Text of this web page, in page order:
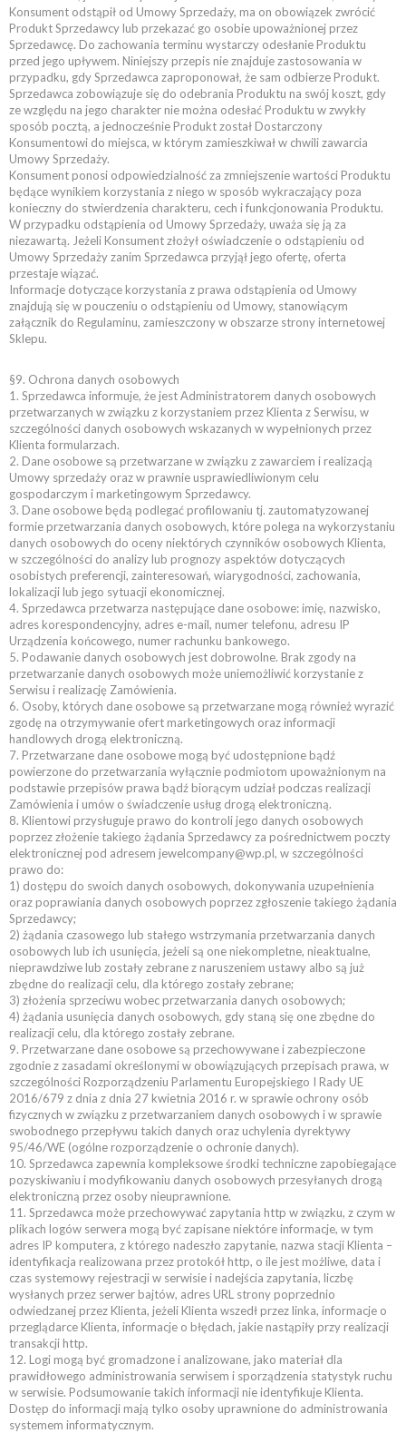
Konsument odstąpił od Umowy Sprzedaży, ma on obowiązek zwrócić
Produkt Sprzedawcy lub przekazać go osobie upoważnionej przez
Sprzedawcę. Do zachowania terminu wystarczy odesłanie Produktu
przed jego upływem. Niniejszy przepis nie znajduje zastosowania w
przypadku, gdy Sprzedawca zaproponował, że sam odbierze Produkt.
Sprzedawca zobowiązuje się do odebrania Produktu na swój koszt, gdy
ze względu na jego charakter nie można odesłać Produktu w zwykły
sposób pocztą, a jednocześnie Produkt został Dostarczony
Konsumentowi do miejsca, w którym zamieszkiwał w chwili zawarcia
Umowy Sprzedaży.
Konsument ponosi odpowiedzialność za zmniejszenie wartości Produktu
będące wynikiem korzystania z niego w sposób wykraczający poza
konieczny do stwierdzenia charakteru, cech i funkcjonowania Produktu.
W przypadku odstąpienia od Umowy Sprzedaży, uważa się ją za
niezawartą. Jeżeli Konsument złożył oświadczenie o odstąpieniu od
Umowy Sprzedaży zanim Sprzedawca przyjął jego ofertę, oferta
przestaje wiązać.
Informacje dotyczące korzystania z prawa odstąpienia od Umowy
znajdują się w pouczeniu o odstąpieniu od Umowy, stanowiącym
załącznik do Regulaminu, zamieszczony w obszarze strony internetowej
Sklepu.
§9. Ochrona danych osobowych
1. Sprzedawca informuje, że jest Administratorem danych osobowych
przetwarzanych w związku z korzystaniem przez Klienta z Serwisu, w
szczególności danych osobowych wskazanych w wypełnionych przez
Klienta formularzach.
2. Dane osobowe są przetwarzane w związku z zawarciem i realizacją
Umowy sprzedaży oraz w prawnie usprawiedliwionym celu
gospodarczym i marketingowym Sprzedawcy.
3. Dane osobowe będą podlegać profilowaniu tj. zautomatyzowanej
formie przetwarzania danych osobowych, które polega na wykorzystaniu
danych osobowych do oceny niektórych czynników osobowych Klienta,
w szczególności do analizy lub prognozy aspektów dotyczących
osobistych preferencji, zainteresowań, wiarygodności, zachowania,
lokalizacji lub jego sytuacji ekonomicznej.
4. Sprzedawca przetwarza następujące dane osobowe: imię, nazwisko,
adres korespondencyjny, adres e-mail, numer telefonu, adresu IP
Urządzenia końcowego, numer rachunku bankowego.
5. Podawanie danych osobowych jest dobrowolne. Brak zgody na
przetwarzanie danych osobowych może uniemożliwić korzystanie z
Serwisu i realizację Zamówienia.
6. Osoby, których dane osobowe są przetwarzane mogą również wyrazić
zgodę na otrzymywanie ofert marketingowych oraz informacji
handlowych drogą elektroniczną.
7. Przetwarzane dane osobowe mogą być udostępnione bądź
powierzone do przetwarzania wyłącznie podmiotom upoważnionym na
podstawie przepisów prawa bądź biorącym udział podczas realizacji
Zamówienia i umów o świadczenie usług drogą elektroniczną.
8. Klientowi przysługuje prawo do kontroli jego danych osobowych
poprzez złożenie takiego żądania Sprzedawcy za pośrednictwem poczty
elektronicznej pod adresem jewelcompany@wp.pl, w szczególności
prawo do:
1) dostępu do swoich danych osobowych, dokonywania uzupełnienia
oraz poprawiania danych osobowych poprzez zgłoszenie takiego żądania
Sprzedawcy;
2) żądania czasowego lub stałego wstrzymania przetwarzania danych
osobowych lub ich usunięcia, jeżeli są one niekompletne, nieaktualne,
nieprawdziwe lub zostały zebrane z naruszeniem ustawy albo są już
zbędne do realizacji celu, dla którego zostały zebrane;
3) złożenia sprzeciwu wobec przetwarzania danych osobowych;
4) żądania usunięcia danych osobowych, gdy staną się one zbędne do
realizacji celu, dla którego zostały zebrane.
9. Przetwarzane dane osobowe są przechowywane i zabezpieczone
zgodnie z zasadami określonymi w obowiązujących przepisach prawa, w
szczególności Rozporządzeniu Parlamentu Europejskiego I Rady UE
2016/679 z dnia z dnia 27 kwietnia 2016 r. w sprawie ochrony osób
fizycznych w związku z przetwarzaniem danych osobowych i w sprawie
swobodnego przepływu takich danych oraz uchylenia dyrektywy
95/46/WE (ogólne rozporządzenie o ochronie danych).
10. Sprzedawca zapewnia kompleksowe środki techniczne zapobiegające
pozyskiwaniu i modyfikowaniu danych osobowych przesyłanych drogą
elektroniczną przez osoby nieuprawnione.
11. Sprzedawca może przechowywać zapytania http w związku, z czym w
plikach logów serwera mogą być zapisane niektóre informacje, w tym
adres IP komputera, z którego nadeszło zapytanie, nazwa stacji Klienta –
identyfikacja realizowana przez protokół http, o ile jest możliwe, data i
czas systemowy rejestracji w serwisie i nadejścia zapytania, liczbę
wysłanych przez serwer bajtów, adres URL strony poprzednio
odwiedzanej przez Klienta, jeżeli Klienta wszedł przez linka, informacje o
przeglądarce Klienta, informacje o błędach, jakie nastąpiły przy realizacji
transakcji http.
12. Logi mogą być gromadzone i analizowane, jako materiał dla
prawidłowego administrowania serwisem i sporządzenia statystyk ruchu
w serwisie. Podsumowanie takich informacji nie identyfikuje Klienta.
Dostęp do informacji mają tylko osoby uprawnione do administrowania
systemem informatycznym.